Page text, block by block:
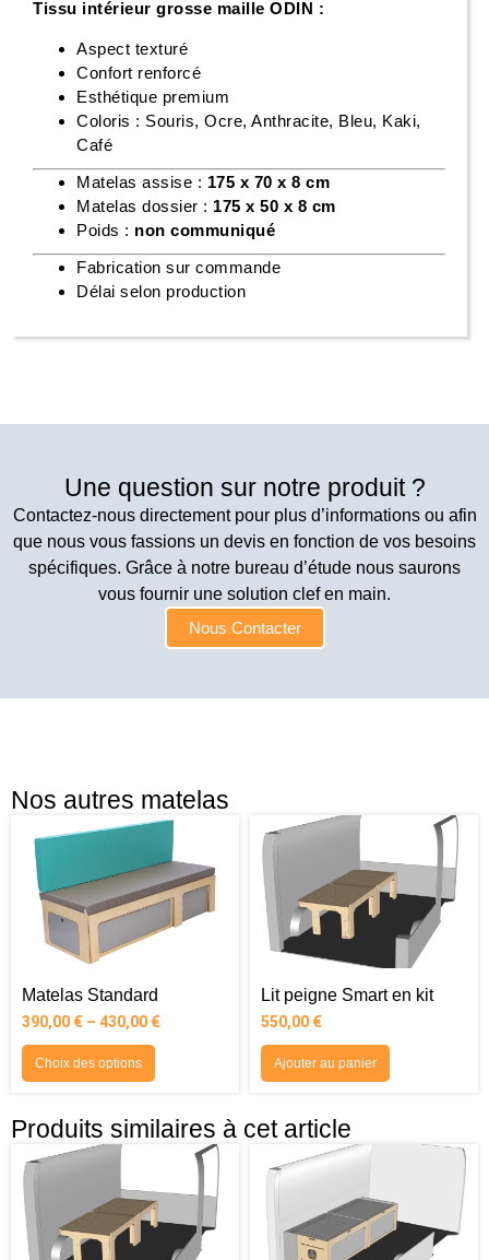
Tissu intérieur grosse maille ODIN :
Aspect texturé
Confort renforcé
Esthétique premium
Coloris : Souris, Ocre, Anthracite, Bleu, Kaki,
Café
Matelas assise : 175 x 70 x 8 cm
Matelas dossier : 175 x 50 x 8 cm
Poids : non communiqué
Fabrication sur commande
Délai selon production
Une question sur notre produit ?
Contactez-nous directement pour plus d’informations ou afin
que nous vous fassions un devis en fonction de vos besoins
spécifiques. Grâce à notre bureau d’étude nous saurons
vous fournir une solution clef en main.
Nous Contacter
Nos autres matelas
Matelas Standard
390,00 € – 430,00 €
Choix des options
Lit peigne Smart en kit
550,00 €
Ajouter au panier
Produits similaires à cet article